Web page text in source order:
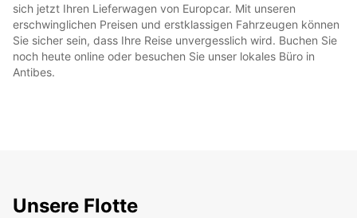
sich jetzt Ihren Lieferwagen von Europcar. Mit unseren
erschwinglichen Preisen und erstklassigen Fahrzeugen können
Sie sicher sein, dass Ihre Reise unvergesslich wird. Buchen Sie
noch heute online oder besuchen Sie unser lokales Büro in
Antibes.
Unsere Flotte